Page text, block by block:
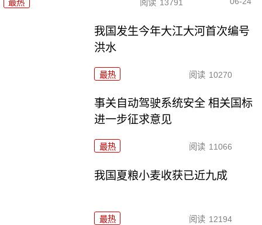
最热 阅读 13791
我国发生今年大江大河首次编号
洪水
最热 阅读 10270
事关自动驾驶系统安全 相关国标
进一步征求意见
最热 阅读 11066
我国夏粮小麦收获已近九成
最热 阅读 12194